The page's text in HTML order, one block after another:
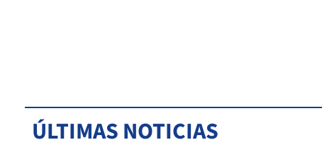
ÚLTIMAS NOTICIAS